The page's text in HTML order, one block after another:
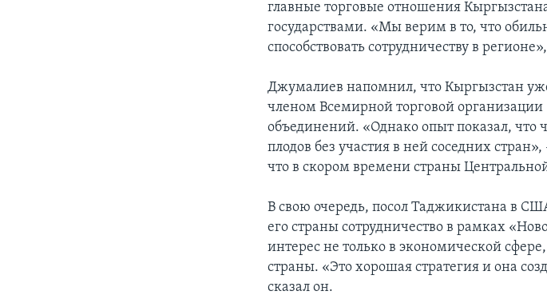
главные торговые отношения
государствами. «Мы верим в то, что
способствовать сотрудничеству в
Джумалиев напомнил, что Кыргызстан
членом Всемирной торговой
объединений. «Однако опыт показал, что
плодов без участия в ней соседних
что в скором времени страны
В свою очередь, посол Таджикистана в
его страны сотрудничество в рамках
интерес не только в экономической
страны. «Это хорошая стратегия и она
сказал он.